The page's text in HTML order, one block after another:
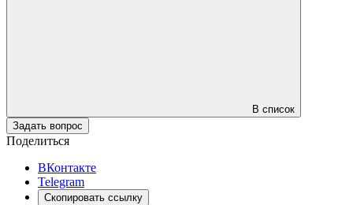
В список
Задать вопрос
Поделиться
ВКонтакте
Telegram
Скопировать ссылку